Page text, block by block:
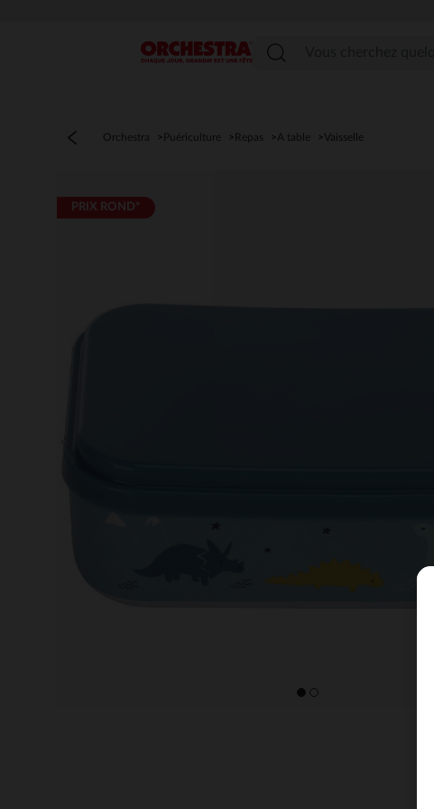
Menu
Orchestra Puériculture Repas A table Vaisselle
PRIX ROND*